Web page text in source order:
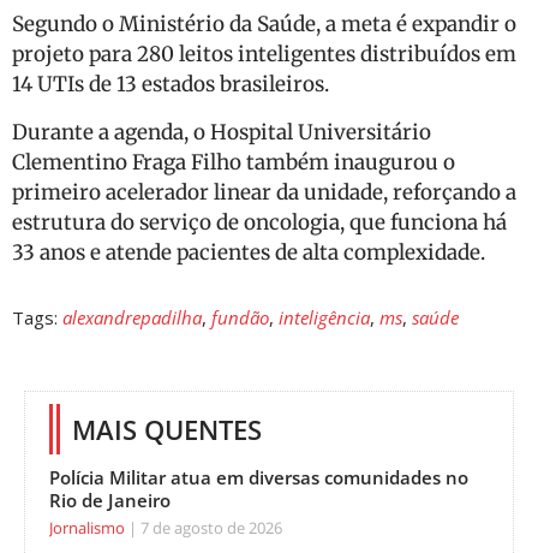
Segundo o Ministério da Saúde, a meta é expandir o
projeto para 280 leitos inteligentes distribuídos em
14 UTIs de 13 estados brasileiros.
Durante a agenda, o Hospital Universitário
Clementino Fraga Filho também inaugurou o
primeiro acelerador linear da unidade, reforçando a
estrutura do serviço de oncologia, que funciona há
33 anos e atende pacientes de alta complexidade.
Tags: alexandrepadilha, fundão, inteligência, ms, saúde
MAIS QUENTES
Polícia Militar atua em diversas comunidades no
Rio de Janeiro
Jornalismo 7 de agosto de 2026